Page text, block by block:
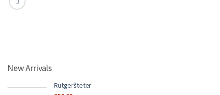
New Arrivals
Rutgeršteter